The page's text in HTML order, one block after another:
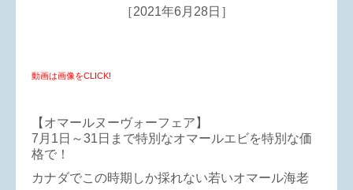
［2021年6月28日］
動画は画像をCLICK!
【オマールヌーヴォーフェア】
7月1日～31日まで特別なオマールエビを特別な価
格で！
カナダでこの時期しか採れない若いオマール海老